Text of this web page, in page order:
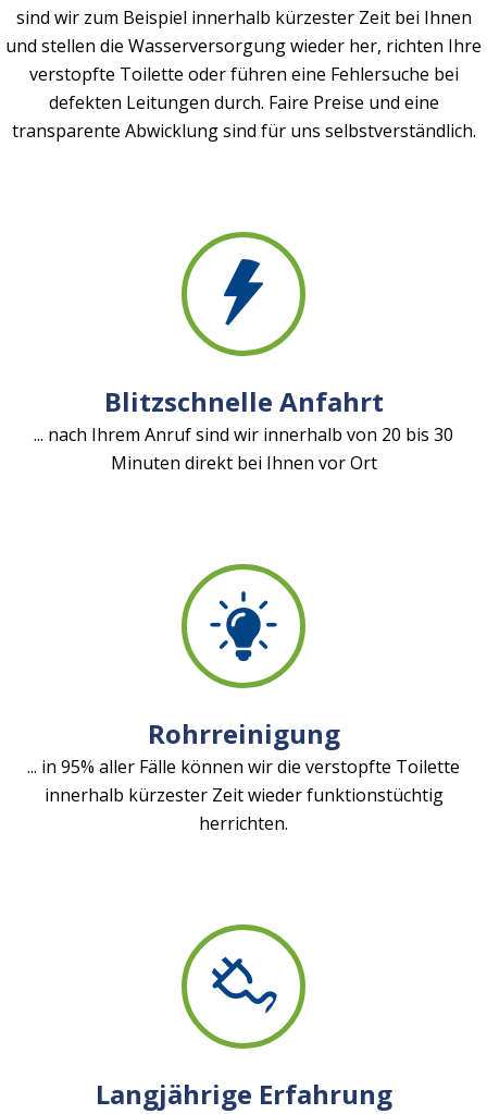
sind wir zum Beispiel innerhalb kürzester Zeit bei Ihnen
und stellen die Wasserversorgung wieder her, richten Ihre
verstopfte Toilette oder führen eine Fehlersuche bei
defekten Leitungen durch. Faire Preise und eine
transparente Abwicklung sind für uns selbstverständlich.
Blitzschnelle Anfahrt
... nach Ihrem Anruf sind wir innerhalb von 20 bis 30
Minuten direkt bei Ihnen vor Ort
Rohrreinigung
... in 95% aller Fälle können wir die verstopfte Toilette
innerhalb kürzester Zeit wieder funktionstüchtig
herrichten.
Langjährige Erfahrung